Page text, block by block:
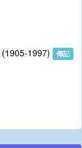
(1905-1997) 傳記